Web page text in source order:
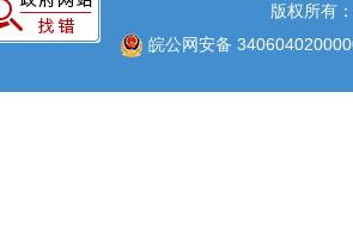
版权所有
皖公网安备